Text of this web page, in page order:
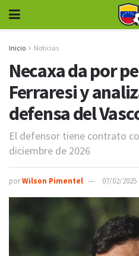
Inicio Noticias
Necaxa da por
Ferraresi y
defensa del
El defensor tiene contrato
diciembre de 2026
porWilson Pimentel 07/02/2025